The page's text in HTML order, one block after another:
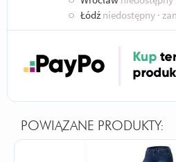
○ Łódź niedostępny ·
POWIĄZANE PRODUKTY: